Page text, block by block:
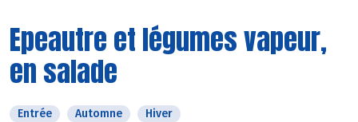
Epeautre et légumes vapeur,
en salade
Entrée Automne Hiver